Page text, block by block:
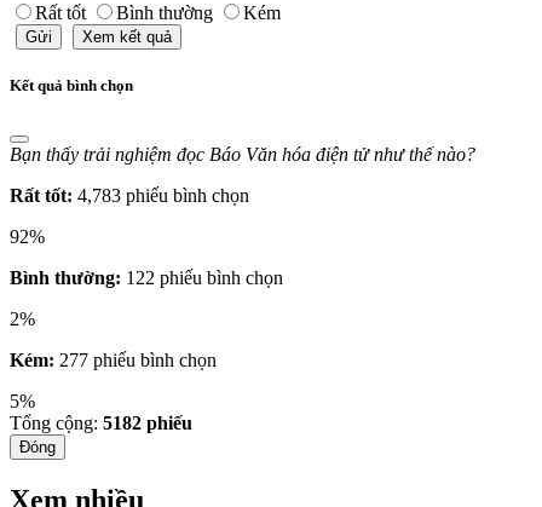
Rất tốt Bình thường Kém
Gửi Xem kết quả
Kết quả bình chọn
Bạn thấy trải nghiệm đọc Báo Văn hóa điện tử như thế nào?
Rất tốt: 4,783 phiếu bình chọn
92%
Bình thường: 122 phiếu bình chọn
2%
Kém: 277 phiếu bình chọn
5%
Tổng cộng: 5182 phiếu
Đóng
Xem nhiều